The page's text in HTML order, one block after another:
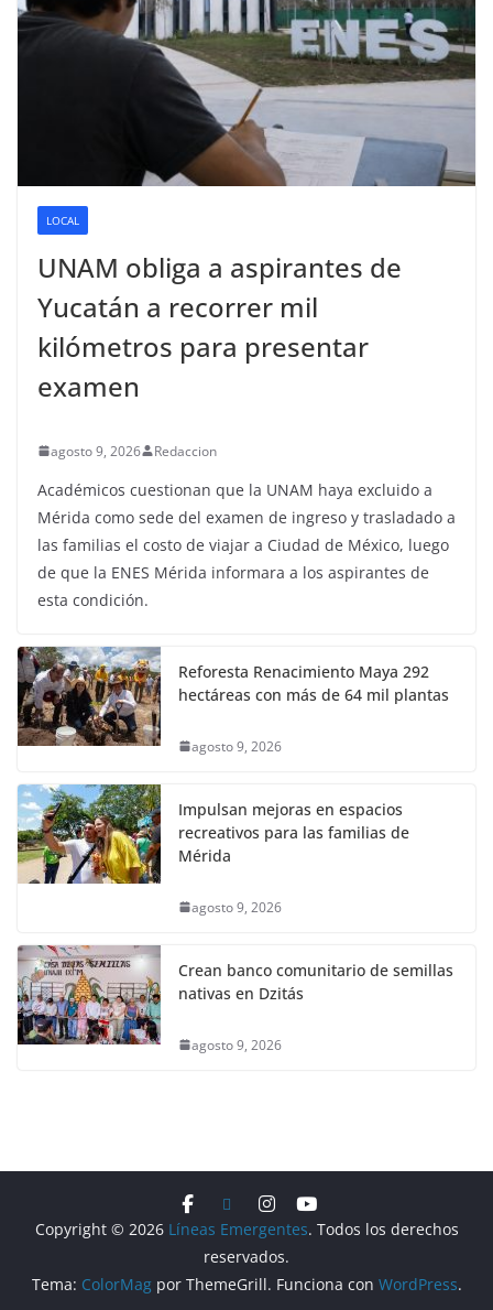
LOCAL
UNAM obliga a aspirantes de
Yucatán a recorrer mil
kilómetros para presentar
examen
agosto 9, 2026 Redaccion
Académicos cuestionan que la UNAM haya excluido a
Mérida como sede del examen de ingreso y trasladado a
las familias el costo de viajar a Ciudad de México, luego
de que la ENES Mérida informara a los aspirantes de
esta condición.
Reforesta Renacimiento Maya 292
hectáreas con más de 64 mil plantas
agosto 9, 2026
Impulsan mejoras en espacios
recreativos para las familias de
Mérida
agosto 9, 2026
Crean banco comunitario de semillas
nativas en Dzitás
agosto 9, 2026
Copyright © 2026 Líneas Emergentes. Todos los derechos
reservados.
Tema: ColorMagpor ThemeGrill. Funciona con WordPress.